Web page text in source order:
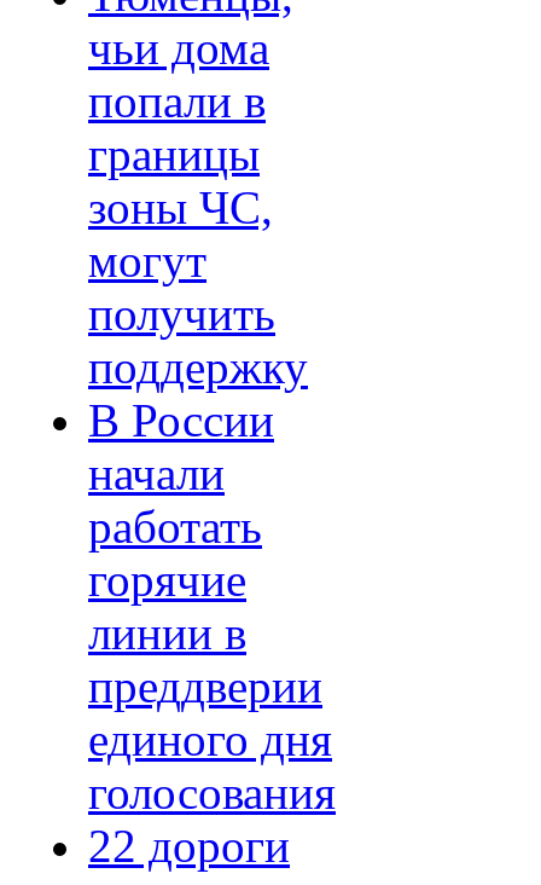
чьи дома
попали в
границы
зоны ЧС,
могут
получить
поддержку
В России
начали
работать
горячие
линии в
преддверии
единого дня
голосования
22 дороги